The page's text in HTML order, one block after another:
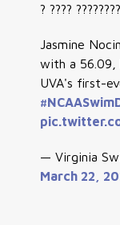
? ????
Jasmine
with a
UVA's first-
— Virginia
March 22,